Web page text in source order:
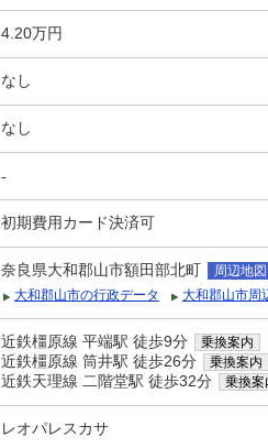
4.20万円
なし
なし
-
初期費用カード決済可
奈良県大和郡山市額田部北町
周辺地図
大和郡山市の行政データ
大和郡山市周
近鉄橿原線 平端駅 徒歩9分 乗換案内
近鉄橿原線 筒井駅 徒歩26分 乗換案内
近鉄天理線 二階堂駅 徒歩32分 乗換案
レオパレスカサ